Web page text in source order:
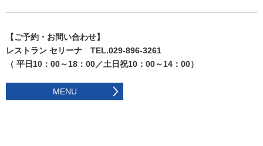
【ご予約・お問い合わせ】
レストラン セリーナ TEL.029-896-3261
（ 平日10：00～18：00／土日祝10：00～14：00）
MENU